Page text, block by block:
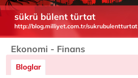
sükrü bülent türtat
http://blog.milliyet.com.tr/sukrubulentturtat
Ekonomi - Finans
Bloglar